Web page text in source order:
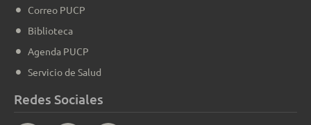
Correo PUCP
Biblioteca
Agenda PUCP
Servicio de Salud
Redes Sociales